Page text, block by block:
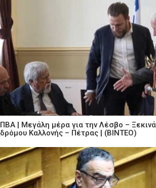
ΠΒΑ | Μεγάλη μέρα για την Λέσβο –
δρόμου Καλλονής – Πέτρας | (ΒΙΝΤΕΟ)